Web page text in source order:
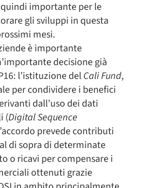
importante per le
gli sviluppi in questa
mesi.
è importante
decisione già
l’istituzione delCali Fund,
per condividere i benefici
dall’uso dei dati
(Digital Sequence
prevede contributi
di sopra di determinate
o ricavi per compensare i
ottenuti grazie